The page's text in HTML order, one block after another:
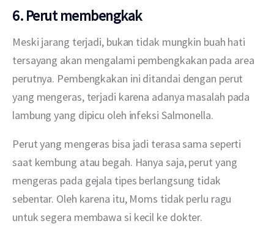
6. Perut membengkak
Meski jarang terjadi, bukan tidak mungkin buah hati
tersayang akan mengalami pembengkakan pada area
perutnya. Pembengkakan ini ditandai dengan perut
yang mengeras, terjadi karena adanya masalah pada
lambung yang dipicu oleh infeksi Salmonella.
Perut yang mengeras bisa jadi terasa sama seperti
saat kembung atau begah. Hanya saja, perut yang
mengeras pada gejala tipes berlangsung tidak
sebentar. Oleh karena itu, Moms tidak perlu ragu
untuk segera membawa si kecil ke dokter.